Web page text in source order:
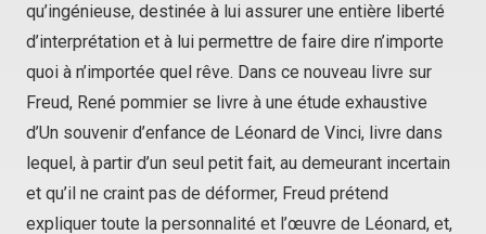
qu’ingénieuse, destinée à lui assurer une entière liberté
d’interprétation et à lui permettre de faire dire n’importe
quoi à n’importée quel rêve. Dans ce nouveau livre sur
Freud, René pommier se livre à une étude exhaustive
d’Un souvenir d’enfance de Léonard de Vinci, livre dans
lequel, à partir d’un seul petit fait, au demeurant incertain
et qu’il ne craint pas de déformer, Freud prétend
expliquer toute la personnalité et l’œuvre de Léonard, et,